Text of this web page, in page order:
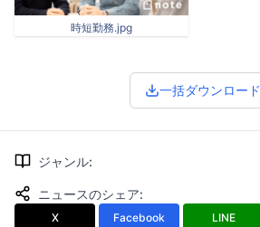
時短勤務.jpg
一括ダウンロード
ジャンル:
ニュースのシェア:
X Facebook LINE